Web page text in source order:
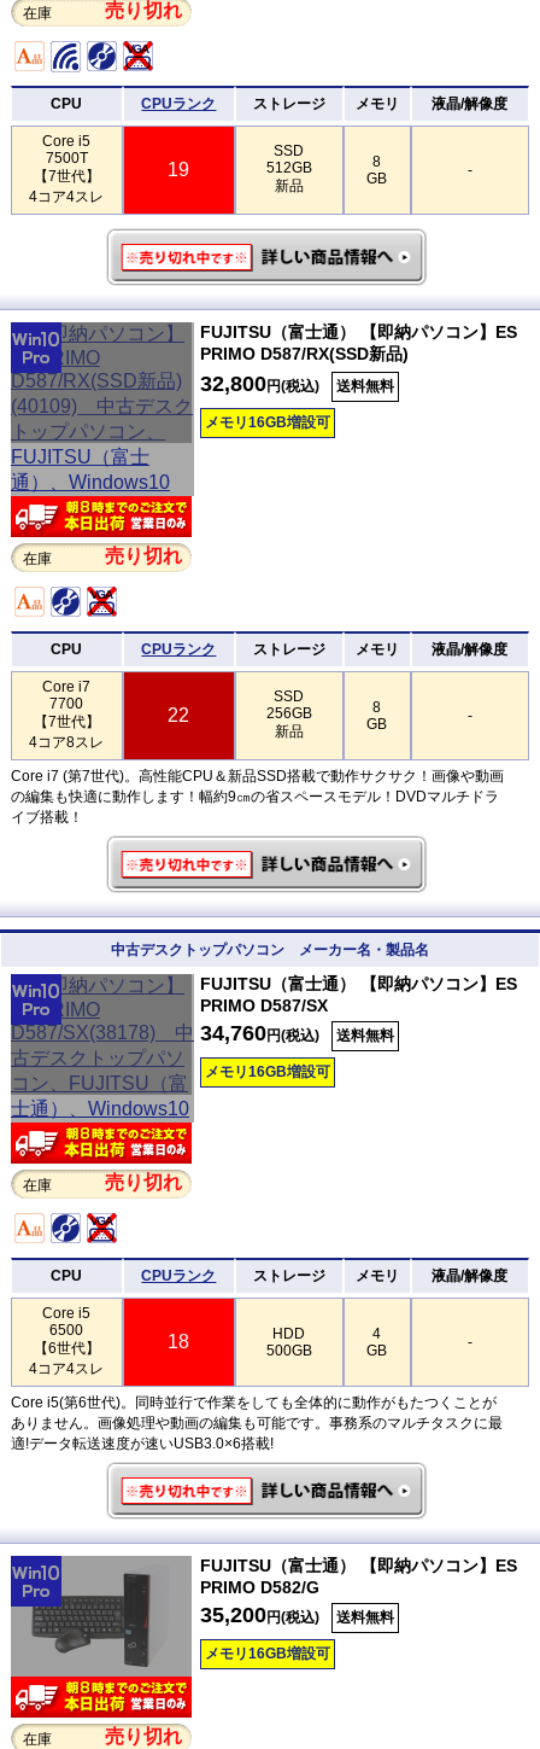
在庫 売り切れ
CPU CPUランク ストレージ メモリ 液晶/解像度
Core i5
7500T
【7世代】
4コア4スレ
19
SSD
512GB
新品
8
GB
-
在庫 売り切れ
FUJITSU（富士通） 【即納パソコン】ES
PRIMO D587/RX(SSD新品)
32,800円(税込) 送料無料
メモリ16GB増設可
CPU CPUランク ストレージ メモリ 液晶/解像度
Core i7
7700
【7世代】
4コア8スレ
22
SSD
256GB
新品
8
GB
-
Core i7 (第7世代)。高性能CPU＆新品SSD搭載で動作サクサク！画像や動画
の編集も快適に動作します！幅約9㎝の省スペースモデル！DVDマルチドラ
イブ搭載！
中古デスクトップパソコン メーカー名・製品名
在庫 売り切れ
FUJITSU（富士通） 【即納パソコン】ES
PRIMO D587/SX
34,760円(税込) 送料無料
メモリ16GB増設可
CPU CPUランク ストレージ メモリ 液晶/解像度
Core i5
6500
【6世代】
4コア4スレ
18
HDD
500GB
4
GB
-
Core i5(第6世代)。同時並行で作業をしても全体的に動作がもたつくことが
ありません。画像処理や動画の編集も可能です。事務系のマルチタスクに最
適!データ転送速度が速いUSB3.0×6搭載!
在庫 売り切れ
FUJITSU（富士通） 【即納パソコン】ES
PRIMO D582/G
35,200円(税込) 送料無料
メモリ16GB増設可